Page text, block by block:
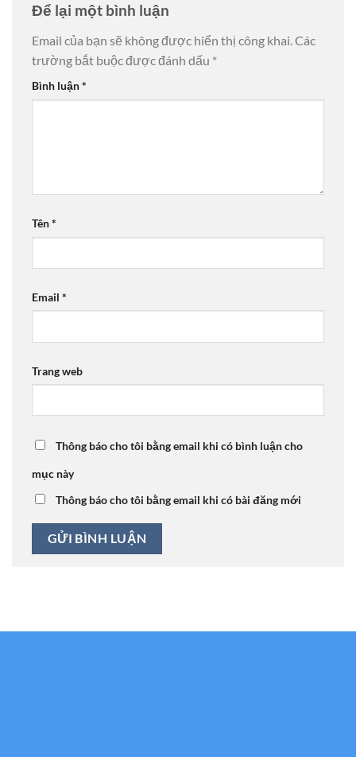
Để lại một bình luận
Email của bạn sẽ không được hiển thị công khai.Các
trường bắt buộc được đánh dấu *
Bình luận*
Tên*
Email *
Trang web
Thông báo cho tôi bằng email khi có bình luận cho
mục này
Thông báo cho tôi bằng email khi có bài đăng mới